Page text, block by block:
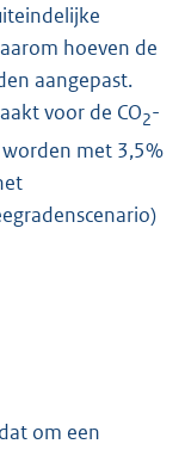
hoeven de
aangepast.
voor de CO2-
met 3,5%
om een